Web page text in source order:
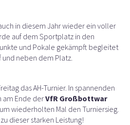
in diesem Jahr wieder ein voller
auf dem Sportplatz in den
und Pokale gekämpft begleitet
neben dem Platz.
das AH-Turnier. In spannenden
am Ende derVfR Großbottwar
wiederholten Mal den Turniersieg.
dieser starken Leistung!